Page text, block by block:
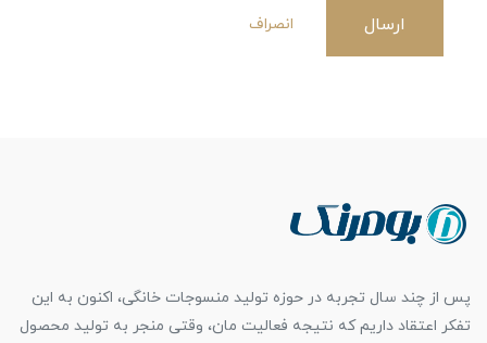
ارسال انصراف
پس از چند سال تجربه در حوزه تولید منسوجات خانگی، اکنون به این
تفکر اعتقاد داریم که نتیجه فعالیت مان، وقتی منجر به تولید محصول